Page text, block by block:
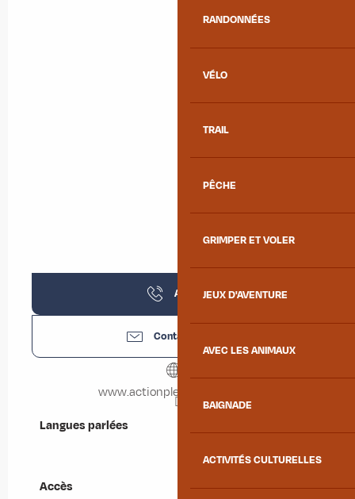
RANDONNÉES
VÉLO
TRAIL
PÊCHE
GRIMPER ET VOLER
JEUX D'AVENTURE
AVEC LES ANIMAUX
BAIGNADE
ACTIVITÉS CULTURELLES
Appeler
Contactez-nous
www.actionpleinenature.com
Langues parlées
Langues parlées
Accès
Accès